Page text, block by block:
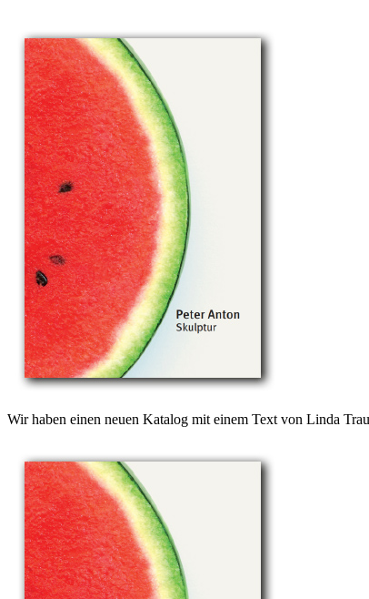
Wir haben einen neuen Katalog mit einem Text von Linda